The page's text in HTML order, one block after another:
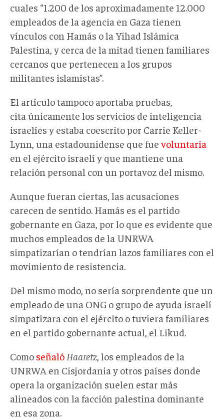
cuales “1.200 de los aproximadamente 12.000
empleados de la agencia en Gaza tienen
vínculos con Hamás o la Yihad Islámica
Palestina, y cerca de la mitad tienen familiares
cercanos que pertenecen a los grupos
militantes islamistas”.
El artículo tampoco aportaba pruebas,
cita únicamente los servicios de inteligencia
israelíes y estaba coescrito por Carrie Keller-
Lynn, una estadounidense que fuevoluntaria
en el ejército israelí y que mantiene una
relación personal con un portavoz del mismo.
Aunque fueran ciertas, las acusaciones
carecen de sentido. Hamás es el partido
gobernante en Gaza, por lo que es evidente que
muchos empleados de la UNRWA
simpatizarían o tendrían lazos familiares con el
movimiento de resistencia.
Del mismo modo, no sería sorprendente que un
empleado de una ONG o grupo de ayuda israelí
simpatizara con el ejército o tuviera familiares
en el partido gobernante actual, el Likud.
Como señaló Haaretz, los empleados de la
UNRWA en Cisjordania y otros países donde
opera la organización suelen estar más
alineados con la facción palestina dominante
en esa zona.